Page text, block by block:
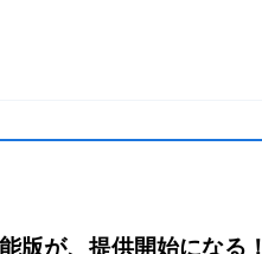
版が、提供開始になる！